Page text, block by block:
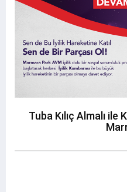
Tuba Kılıç Almalı